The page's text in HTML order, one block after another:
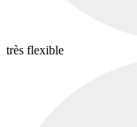
très flexible